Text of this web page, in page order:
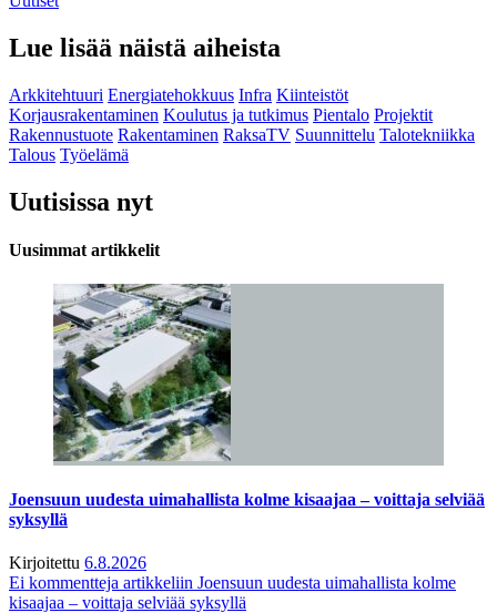
Lue lisää näistä aiheista
Arkkitehtuuri Energiatehokkuus Infra Kiinteistöt
Korjausrakentaminen Koulutus ja tutkimus Pientalo Projektit
Rakennustuote Rakentaminen RaksaTV Suunnittelu Talotekniikka
Talous Työelämä
Uutisissa nyt
Uusimmat artikkelit
Joensuun uudesta uimahallista kolme kisaajaa – voittaja selviää
syksyllä
Kirjoitettu 6.8.2026
Ei kommentteja artikkeliin Joensuun uudesta uimahallista kolme
kisaajaa – voittaja selviää syksyllä